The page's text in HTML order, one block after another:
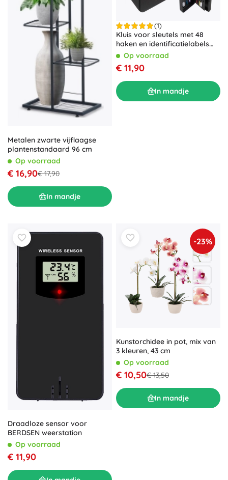
Metalen zwarte vijflaagse
plantenstandaard 96 cm
Op voorraad
€ 16,90€ 17,90
In mandje
(1)
Kluis voor sleutels met 48
haken en identificatielabels
MALATEC
Op voorraad
€ 11,90
In mandje
Draadloze sensor voor
BERDSEN weerstation
Op voorraad
€ 11,90
-23%
Kunstorchidee in pot, mix van
3 kleuren, 43 cm
Op voorraad
€ 10,50€ 13,50
In mandje